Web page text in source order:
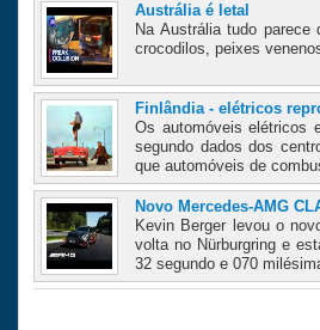
Austrália é letal
Na Austrália tudo parece
crocodilos, peixes
Finlândia - elétricos
Os automóveis elétricos
segundo dados dos
que automóveis de
Novo Mercedes-AMG
Kevin Berger levou o
volta no Nürburgring e
32 segundo e 070